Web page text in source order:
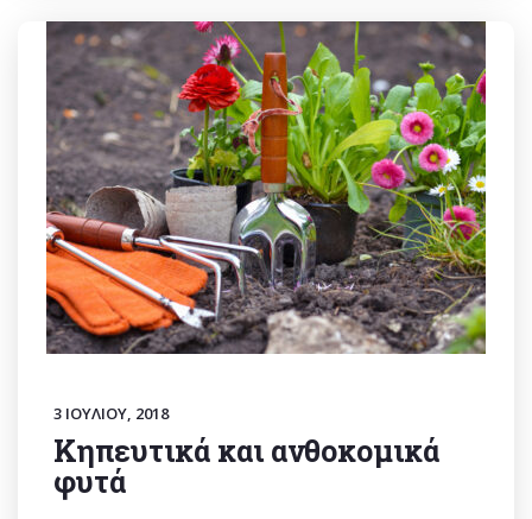
3 ΙΟΥΛΊΟΥ, 2018
Κηπευτικά και ανθοκομικά
φυτά